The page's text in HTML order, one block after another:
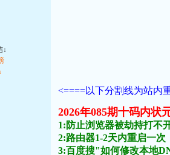
↓
<====以下分割线为站内
2026年085期十码内状
1:防止浏览器被劫持打不
2:路由器1-2天内重启一次
3:百度搜"如何修改本地